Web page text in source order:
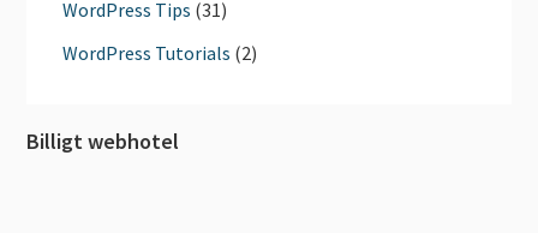
WordPress Tips (31)
WordPress Tutorials (2)
Billigt webhotel